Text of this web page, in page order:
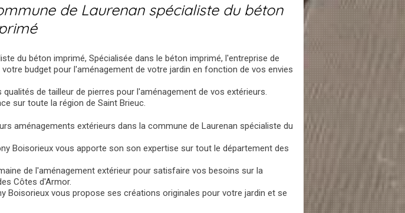
de Laurenan spécialiste du béton
du béton imprimé, Spécialisée dans le béton imprimé, l'entreprise de
budget pour l'aménagement de votre jardin en fonction de vos envies
de tailleur de pierres pour l'aménagement de vos extérieurs.
sur toute la région de Saint Brieuc.
aménagements extérieurs dans la commune de Laurenan spécialiste du
Boisorieux vous apporte son son expertise sur tout le département des
de l'aménagement extérieur pour satisfaire vos besoins sur la
Côtes d'Armor.
Boisorieux vous propose ses créations originales pour votre jardin et se